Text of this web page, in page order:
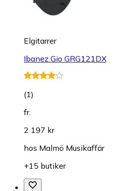
Elgitarrer
Ibanez Gio GRG121DX
(1)
fr.
2 197 kr
hos Malmö Musikaffär
+15 butiker